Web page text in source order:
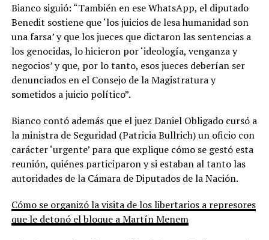
Bianco siguió: “También en ese WhatsApp, el diputado
Benedit sostiene que ‘los juicios de lesa humanidad son
una farsa’ y que los jueces que dictaron las sentencias a
los genocidas, lo hicieron por ‘ideología, venganza y
negocios’ y que, por lo tanto, esos jueces deberían ser
denunciados en el Consejo de la Magistratura y
sometidos a juicio político”.
Bianco contó además que el juez Daniel Obligado cursó a
la ministra de Seguridad (Patricia Bullrich) un oficio con
carácter ‘urgente’ para que explique cómo se gestó esta
reunión, quiénes participaron y si estaban al tanto las
autoridades de la Cámara de Diputados de la Nación.
Cómo se organizó la visita de los libertarios a represores
que le detonó el bloque a Martín Menem